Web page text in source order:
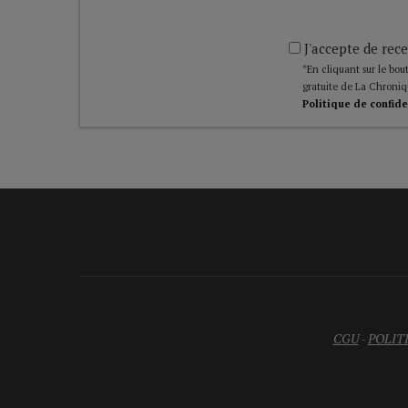
J'accepte de
*En cliquant sur le
gratuite de La
Politique de
CGU-